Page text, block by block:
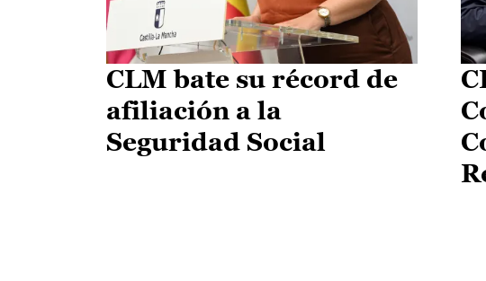
CLM bate su récord de
afiliación a la
Seguridad Social